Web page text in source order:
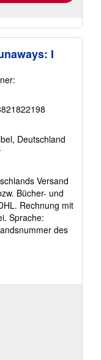
I
Deutschland
Versand
Bücher- und
Rechnung mit
Sprache:
des